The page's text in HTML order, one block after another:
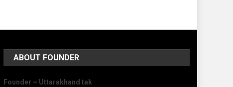
ABOUT FOUNDER
Founder – Uttarakhand tak